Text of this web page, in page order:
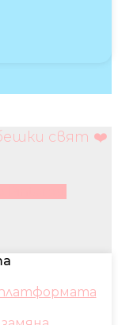
свят ❤️